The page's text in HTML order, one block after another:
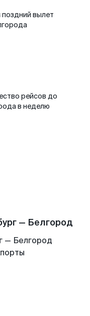
вылет
рейсов до
в неделю
— Белгород
— Белгород